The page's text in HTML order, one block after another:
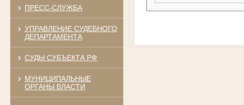
ПРЕСС-СЛУЖБА
УПРАВЛЕНИЕ СУДЕБНОГО
ДЕПАРТАМЕНТА
СУДЫ СУБЪЕКТА РФ
МУНИЦИПАЛЬНЫЕ
ОРГАНЫ ВЛАСТИ